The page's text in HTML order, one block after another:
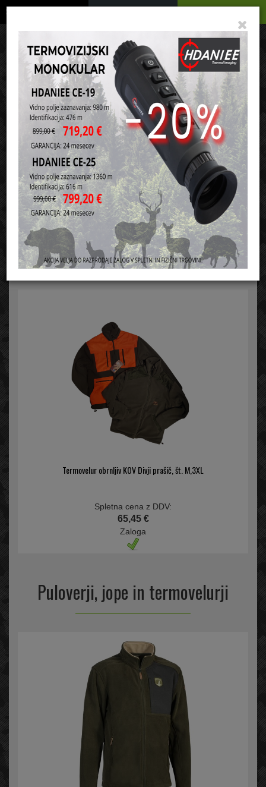
de
Vaša košarica je še prazna
Domov Lovstvo Puloverji, jope in termovelurji
Akcijski artikli v skupini
Termovelur obrnljiv KOV Divji prašič, št. M,3XL
Spletna cena z DDV:
65,45 €
Zaloga
Razvrsti po: ceni nazivu
Puloverji, jope in termovelurji